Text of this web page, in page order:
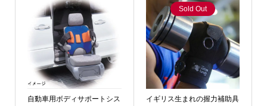
自動車用ボディサポートシス
Sold Out
イギリス生まれの握力補助具